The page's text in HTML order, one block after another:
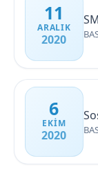
11
ARALIK
2020
6
EKIM
2020